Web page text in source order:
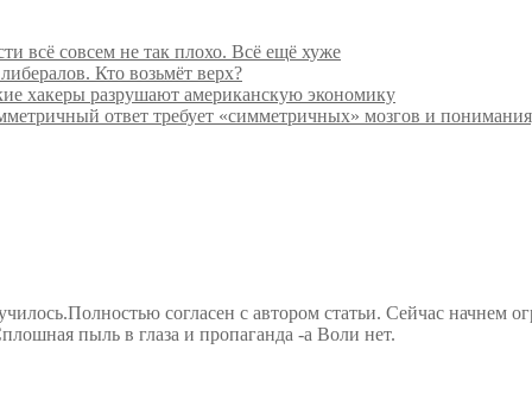
всё совсем не так плохо. Всё ещё хуже
Кто возьмёт верх?
хакеры разрушают американскую экономику
ответ требует «симметричных» мозгов и
согласен с автором статьи. Сейчас начнем
пыль в глаза и пропаганда -а Воли нет.